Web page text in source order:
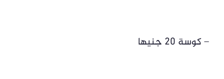
– كوسة 20 جنيها